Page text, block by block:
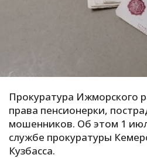
Прокуратура Ижморского
права пенсионерки,
мошенников. Об этом 1
службе прокуратуры
Кузбасса.